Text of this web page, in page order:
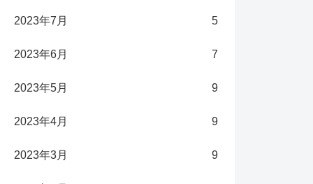
2023年7月 5
2023年6月 7
2023年5月 9
2023年4月 9
2023年3月 9